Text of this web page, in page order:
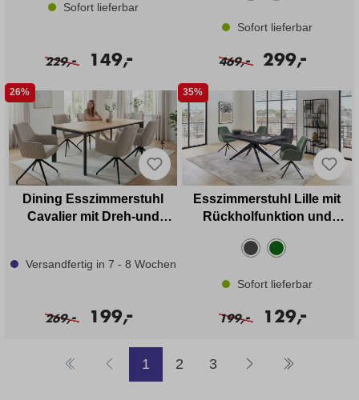
Sofort lieferbar
229,- 149,
-
Sofort lieferbar
469,- 299,
-
26%
Dining Esszimmerstuhl
Cavalier mit Dreh-und
Versandfertig in 7 - 8 Wochen
269,- 199,
-
35%
Esszimmerstuhl Lille mit
Rückholfunktion und
Sofort lieferbar
199,- 129,
-
Weiter zur Seite
1 Weiter zur Seite
2 Weiter zur Seite
3